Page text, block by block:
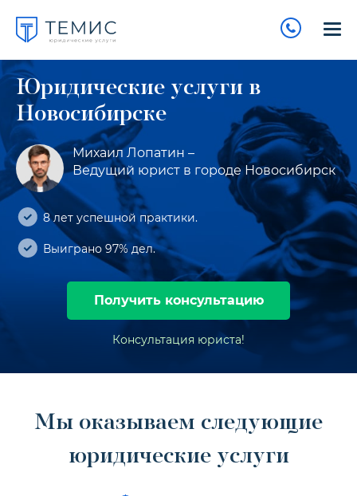
8
Юридические услуги в
Новосибирске
Михаил Лопатин –
Ведущий юрист в городе Новосибирск
8 лет успешной практики.
Выиграно 97% дел.
Получить консультацию
Консультация юриста!
Мы оказываем следующие
юридические услуги
Ваша заявка принята!
Скоро с вами свяжется наш
менеджер и ответит на все
интересующие вас вопросы
Консультация юриста
Имя
Телефон
Сообщение
Отправляя форму вы соглашаетесь на обработку
Выберите ваш город
ул. Военная, д. 4